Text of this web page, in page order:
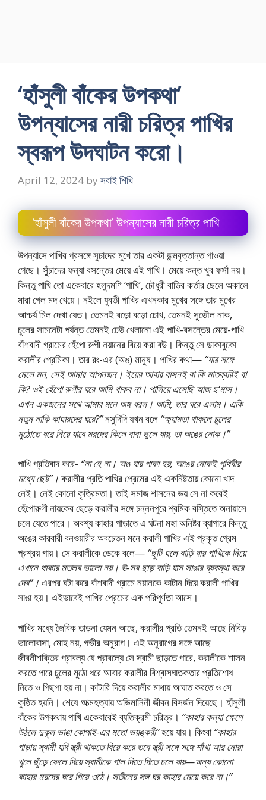
‘হাঁসুলী বাঁকের উপকথা’
উপন্যাসের নারী চরিত্র পাখির
স্বরূপ উদঘাটন করাে।
April 12, 2024 by সবাই শিখি
‘হাঁসুলী বাঁকের উপকথা’ উপন্যাসের নারী চরিত্র পাখি
উপন্যাসে পাখির প্রসঙ্গে সুচাদের মুখে তার একটা জন্মবৃত্তান্ত পাওয়া
গেছে। সুঁচাদের ফন্যা বসন্তের মেয়ে এই পাখি। মেয়ে কন্ত খুব ফর্সা নয়।
কিন্তু পাখি তাে একেবারে হলুদমণি ‘পাখি’, চৌধুরী বাড়ির কর্তার ছেলে অকালে
মারা গেল মদ খেয়ে। নইলে যুবতী পাখির এখনকার মুখের সঙ্গে তার মুখের
আশ্চর্য মিল দেখা যেত। তেমনই বড়াে বড়াে চোখ, তেমনই সুডৌল নাক,
চুলের সামনেটা পর্যন্ত তেমনই ঢেউ খেলানাে এই পাখি-বসন্তের মেয়ে-পাখি
বাঁশবাদী গ্রামের হেঁপাে রুগী নয়ানের বিয়ে করা বউ। কিন্তু সে ডাকাবুকো
করালীর প্রেমিকা। তার রং-এর (অঙ) মানুষ। পাখির কথা— “যার সঙ্গে
মেলে মন, সেই আমার আপনজন। ইয়ের আবার বাসনই বা কি মাতব্বরিই বা
কি? ওই হেঁপাে রুগীর ঘরে আমি থাকব না। পালিয়ে এসেছি আজ ছ’মাস।
এখন একজনের সথে আমার মনে অঙ্গ ধরল। আমি, তার ঘরে এলাম। একি
নতুন নাকি কাহারদের ঘরে?”নসুদিদি যখন বলে “ক্ষ্যামতা থাকলে চুলের
মুঠোতে ধরে নিয়ে যাবে মরদের কিলে বাবা ভুলে যায়, তা অঙের নােক।”
পাখি প্রতিবাদ করে- “না হে না। অঙ যার পাকা হয়, অঙের নােকই পৃথিবীর
মধ্যে ছেষ্ট”। করালীর প্রতি পাখির প্রেমের এই একনিষ্টতায় কোনাে খাদ
নেই। নেই কোনাে কৃত্রিমতা। তাই সমাজ শাসনের ভয় সে না করেই
হেঁপােরুগী নায়কের ছেড়ে করালীর সঙ্গে চন্ননপুরে শ্রমিক বস্তিতে অনায়াসে
চলে যেতে পারে। অবশ্য কাহার পাড়াতে এ ঘটনা মহা অনিষ্টর ব্যাপারে কিন্তু
অঙের কারবারী বনওয়ারীর অবচেতন মনে করালী পাখির এই প্রকৃত প্রেম
প্রশ্রয় পায়। সে করালীকে ডেকে বলে— “ছুটি হলে বাড়ি যায় পাখিকে নিয়ে
এখানে থাকার মতলব ভালাে নয়। উ-সব ছাড় বাড়ি যাস সাঙার ব্যবস্থা করে
দেব”। এরপর ঘটা করে বাঁশবাদী গ্রামে নয়ানকে কাটান দিয়ে করালী পাখির
সাঙা হয়। এইভাবেই পাখির প্রেমের এক পরিপূর্ণতা আসে।
পাখির মধ্যে জৈবিক তাড়না যেমন আছে, করালীর প্রতি তেমনই আছে নিবিড়
ভালোবাসা, মােহ নয়, গভীর অনুরাগ। এই অনুরাগের সঙ্গে আছে
জীবনীশক্তির প্রাবল্য যে প্রাবল্যে সে স্বামী ছাড়তে পারে, করালীকে শাসন
করতে পারে চুলের মুঠো ধরে আবার করালীর বিশ্বাসঘাতকতার প্রতিশােধ
নিতে ও পিছপা হয় না। কাটারি দিয়ে করালীর মাথায় আঘাত করতে ও সে
কুষ্ঠিত হয়নি। শেষে আত্মহত্যায় অভিমানিনী জীবন বিসর্জন দিয়েছে। হাঁসুলী
বাঁকের উপকথায় পাখি একেবারেই ব্যতিক্রমী চরিত্র। “কাহার কন্যা ক্ষেপে
উঠলে দুকূল ভাঙা কোপাই-এর মতাে ভয়ঙ্করী”হয়ে যায়। কিংবা“কাহার
পাড়ায় স্বামী যদি স্ত্রী থাকতে বিয়ে করে তবে স্ত্রী সঙ্গে সঙ্গে শাঁখা আর নােয়া
খুলে ছুঁড়ে ফেলে দিয়ে স্বামীকে গাল দিতে দিতে চলে যায়—অন্য কোনাে
কাহার মরদের ঘরে গিয়ে ওঠে। সতীনের সঙ্গ ঘর কাহার মেয়ে করে না।”